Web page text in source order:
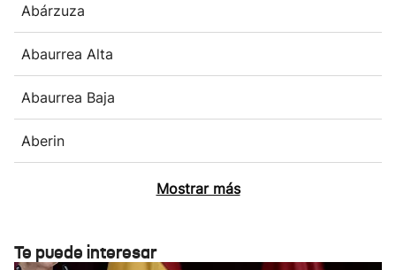
Abárzuza
Abaurrea Alta
Abaurrea Baja
Aberin
Mostrar más
Te puede interesar